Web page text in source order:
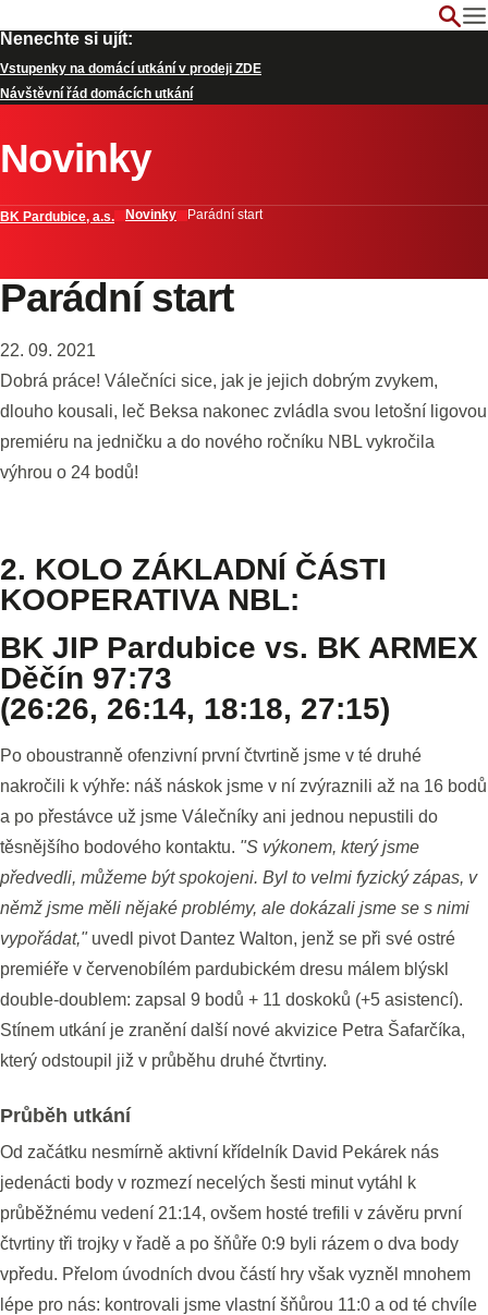
Nenechte si ujít:
Vstupenky na domácí utkání v prodeji ZDE
Návštěvní řád domácích utkání
Novinky
BK Pardubice, a.s. Novinky Parádní start
Parádní start
22. 09. 2021
Dobrá práce! Válečníci sice, jak je jejich dobrým zvykem,
dlouho kousali, leč Beksa nakonec zvládla svou letošní ligovou
premiéru na jedničku a do nového ročníku NBL vykročila
výhrou o 24 bodů!
2. KOLO ZÁKLADNÍ ČÁSTI
KOOPERATIVA NBL:
BK JIP Pardubice vs. BK ARMEX
Děčín 97:73
(26:26, 26:14, 18:18, 27:15)
Po oboustranně ofenzivní první čtvrtině jsme v té druhé
nakročili k výhře: náš náskok jsme v ní zvýraznili až na 16 bodů
a po přestávce už jsme Válečníky ani jednou nepustili do
těsnějšího bodového kontaktu. "S výkonem, který jsme
předvedli, můžeme být spokojeni. Byl to velmi fyzický zápas, v
němž jsme měli nějaké problémy, ale dokázali jsme se s nimi
vypořádat,"uvedl pivot Dantez Walton, jenž se při své ostré
premiéře v červenobílém pardubickém dresu málem blýskl
double-doublem: zapsal 9 bodů + 11 doskoků (+5 asistencí).
Stínem utkání je zranění další nové akvizice Petra Šafarčíka,
který odstoupil již v průběhu druhé čtvrtiny.
Průběh utkání
Od začátku nesmírně aktivní křídelník David Pekárek nás
jedenácti body v rozmezí necelých šesti minut vytáhl k
průběžnému vedení 21:14, ovšem hosté trefili v závěru první
čtvrtiny tři trojky v řadě a po šňůře 0:9 byli rázem o dva body
vpředu. Přelom úvodních dvou částí hry však vyzněl mnohem
lépe pro nás: kontrovali jsme vlastní šňůrou 11:0 a od té chvíle